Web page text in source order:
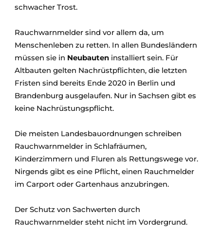
schwacher Trost.
Rauchwarnmelder sind vor allem da, um
Menschenleben zu retten. In allen Bundesländern
müssen sie in Neubauten installiert sein. Für
Altbauten gelten Nachrüstpflichten, die letzten
Fristen sind bereits Ende 2020 in Berlin und
Brandenburg ausgelaufen. Nur in Sachsen gibt es
keine Nachrüstungspflicht.
Die meisten Landesbauordnungen schreiben
Rauchwarnmelder in Schlafräumen,
Kinderzimmern und Fluren als Rettungswege vor.
Nirgends gibt es eine Pflicht, einen Rauchmelder
im Carport oder Gartenhaus anzubringen.
Der Schutz von Sachwerten durch
Rauchwarnmelder steht nicht im Vordergrund.